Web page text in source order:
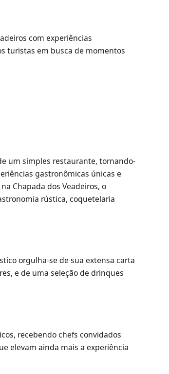
com experiências
turistas em busca de momentos
um simples restaurante, tornando-
gastronômicas únicas e
Chapada dos Veadeiros, o
rústica, coquetelaria
orgulha-se de sua extensa carta
e de uma seleção de drinques
recebendo chefs convidados
elevam ainda mais a experiência